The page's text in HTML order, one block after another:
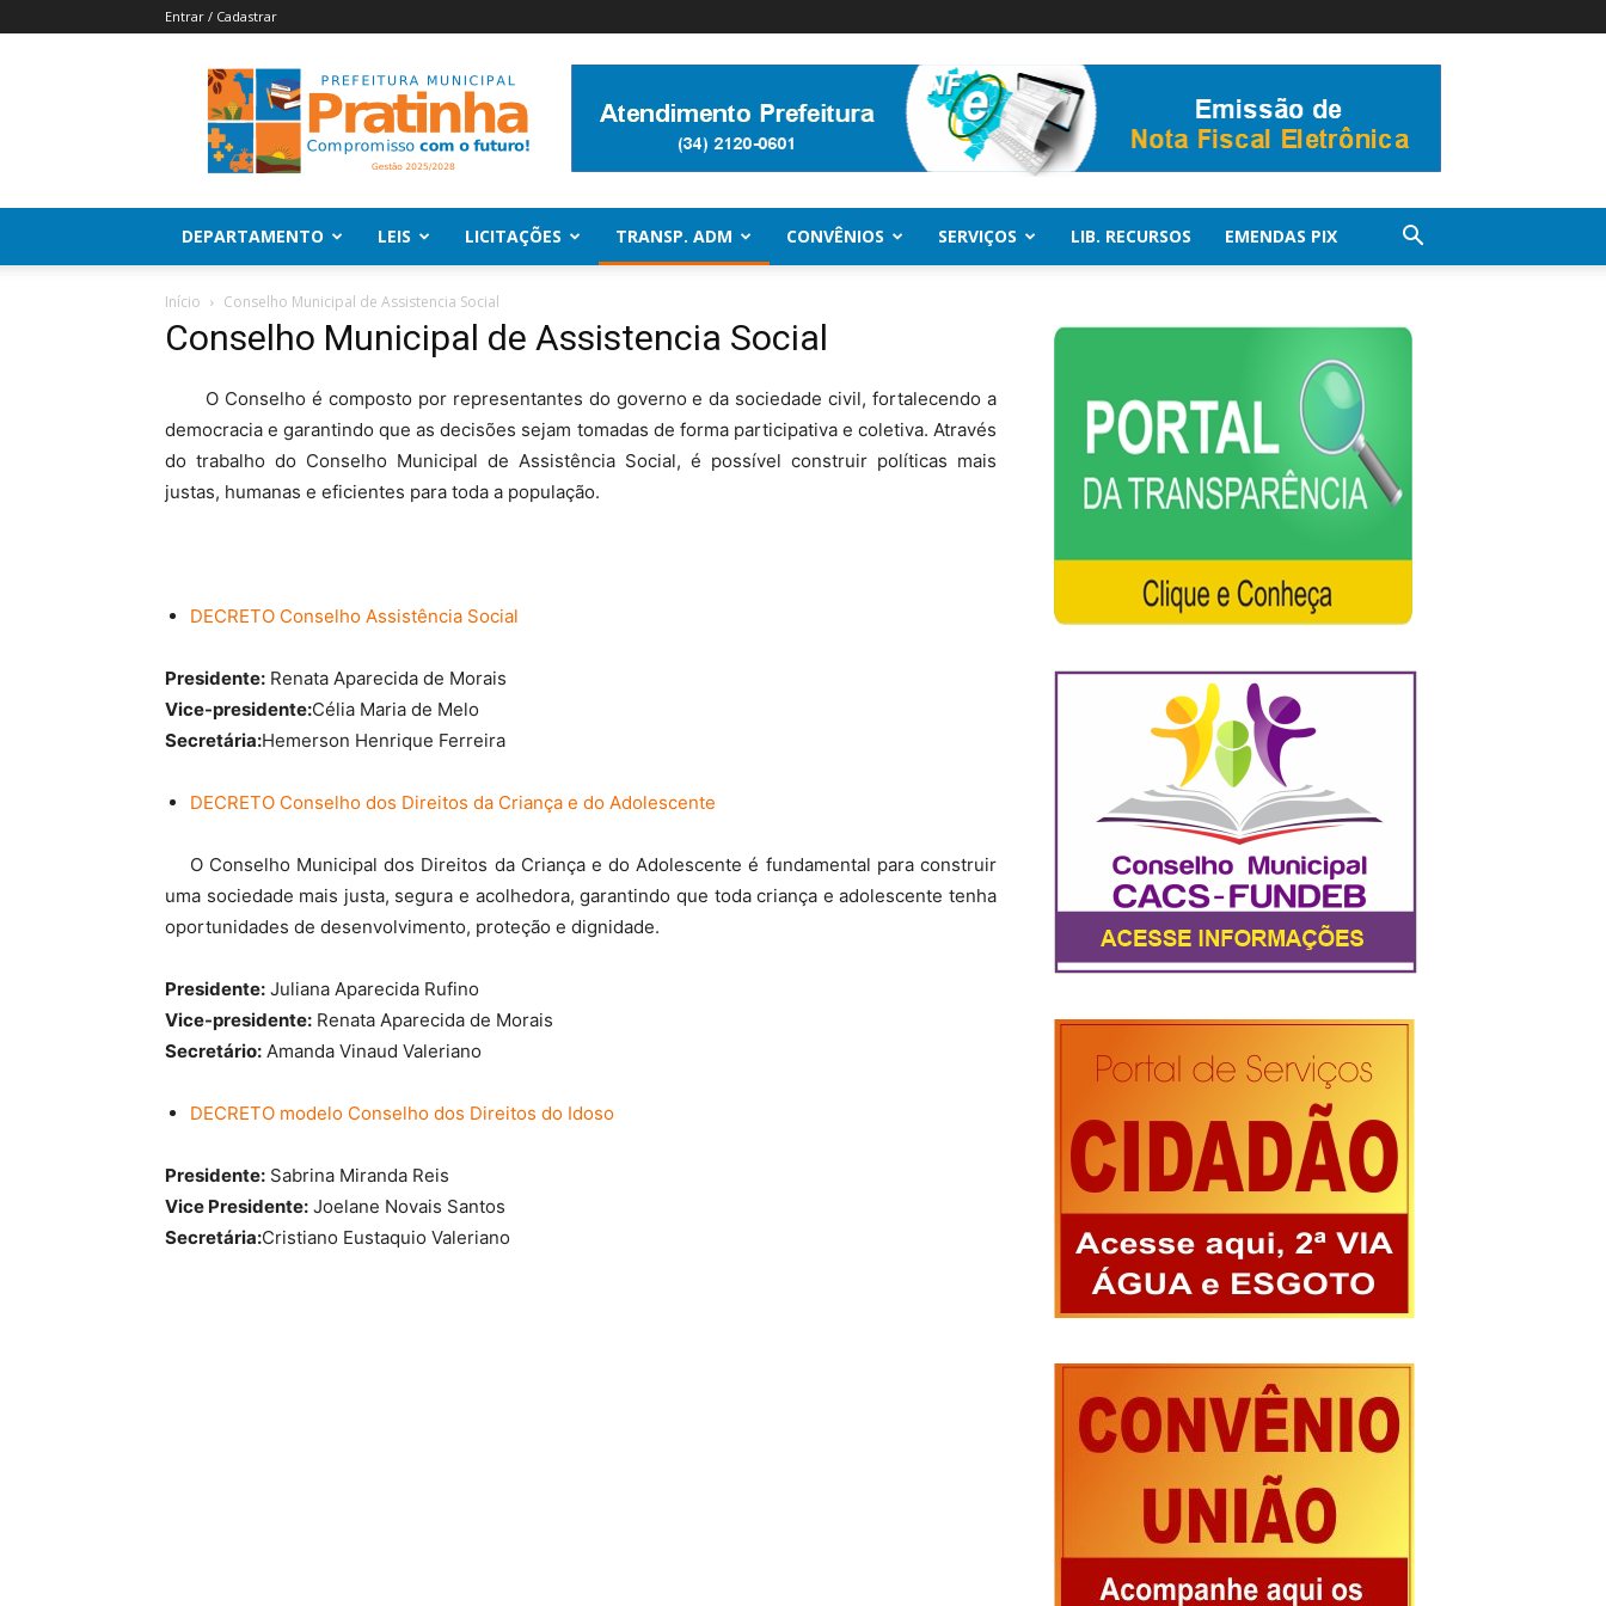
Entrar / Cadastrar
Pratinha
|
Prefeitura
Municipal
Pratinha
DEPARTAMENTO
LEIS LICITAÇÕES TRANSP. ADM CONVÊNIOS SERVIÇOS LIB. RECURSOS EMENDAS PIX
Início Conselho Municipal de Assistencia Social
Conselho Municipal de Assistencia Social
O Conselho é composto por representantes do governo e da sociedade civil, fortalecendo a
democracia e garantindo que as decisões sejam tomadas de forma participativa e coletiva. Através
do trabalho do Conselho Municipal de Assistência Social, é possível construir políticas mais
justas, humanas e eficientes para toda a população.
DECRETO Conselho Assistência Social
Presidente: Renata Aparecida de Morais
Vice-presidente:Célia Maria de Melo
Secretária:Hemerson Henrique Ferreira
DECRETO Conselho dos Direitos da Criança e do Adolescente
O Conselho Municipal dos Direitos da Criança e do Adolescente é fundamental para construir
uma sociedade mais justa, segura e acolhedora, garantindo que toda criança e adolescente tenha
oportunidades de desenvolvimento, proteção e dignidade.
Presidente: Juliana Aparecida Rufino
Vice-presidente: Renata Aparecida de Morais
Secretário: Amanda Vinaud Valeriano
DECRETO modelo Conselho dos Direitos do Idoso
Presidente: Sabrina Miranda Reis
Vice Presidente: Joelane Novais Santos
Secretária:Cristiano Eustaquio Valeriano